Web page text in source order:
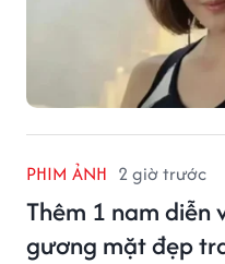
PHIM ẢNH 2 giờ trước
Thêm 1 nam diễn
gương mặt đẹp